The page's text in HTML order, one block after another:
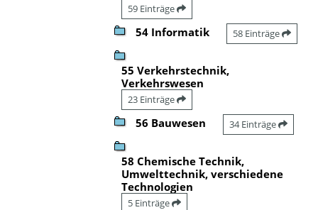
59 Einträge
54 Informatik 58 Einträge
55 Verkehrstechnik,
Verkehrswesen
23 Einträge
56 Bauwesen 34 Einträge
58 Chemische Technik,
Umwelttechnik, verschiedene
Technologien
5 Einträge